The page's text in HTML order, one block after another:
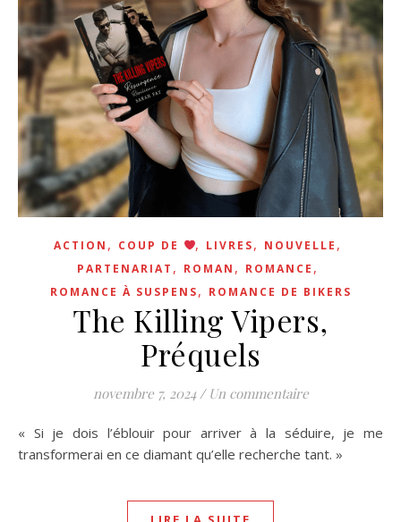
ACTION , COUP DE , LIVRES, NOUVELLE ,
PARTENARIAT , ROMAN , ROMANCE ,
ROMANCE À SUSPENS, ROMANCE DE BIKERS
The Killing Vipers,
Préquels
novembre 7, 2024 / Un commentaire
« Si je dois l’éblouir pour arriver à la séduire, je me
transformerai en ce diamant qu’elle recherche tant. »